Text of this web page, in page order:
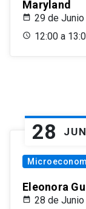
Maryland
29 de
12:00 a
28 JUN
Eleonora
28 de